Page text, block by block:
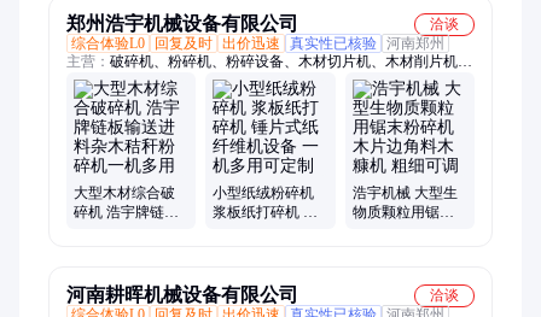
郑州浩宇机械设备有限公司
洽谈
综合体验L0
回复及时 出价迅速 真实性已核验 河南郑州
主营： 破碎机、粉碎机、粉碎设备、木材切片机、木材削片机、
鼓式削片机、建筑模板切片机
大型木材综合破
碎机 浩宇牌链板
小型纸绒粉碎机
浆板纸打碎机 锤
浩宇机械 大型生
物质颗粒用锯末
河南耕晖机械设备有限公司
洽谈